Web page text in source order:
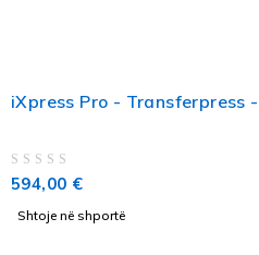
iXpress Pro - Transferpress
594,00 €
Shtoje në shportë